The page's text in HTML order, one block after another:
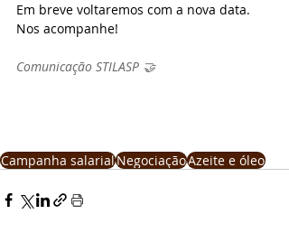
Em breve voltaremos com a nova data.
Nos acompanhe!
Comunicação STILASP 🤝
Campanha salarialNegociaçãoAzeite e óleo